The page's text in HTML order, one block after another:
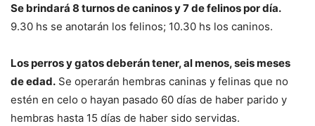
Se brindará 8 turnos de caninos y 7 de felinos por día.
9.30 hs se anotarán los felinos; 10.30 hs los caninos.
Los perros y gatos deberán tener, al menos, seis meses
de edad. Se operarán hembras caninas y felinas que no
estén en celo o hayan pasado 60 días de haber parido y
hembras hasta 15 días de haber sido servidas.